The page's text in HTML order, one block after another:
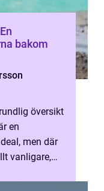
bakom
översikt
en
men där
vanligare,